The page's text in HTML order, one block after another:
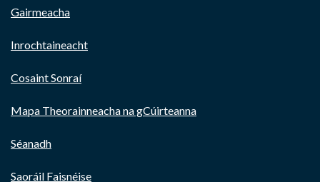
Gairmeacha
Inrochtaineacht
Cosaint Sonraí
Mapa Theorainneacha na gCúirteanna
Séanadh
Saoráil Faisnéise